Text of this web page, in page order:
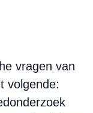
vragen van
volgende: